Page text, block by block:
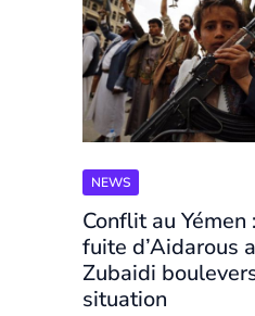
NEWS
Conflit au Yémen
fuite d’Aidarous
Zubaidi
situation